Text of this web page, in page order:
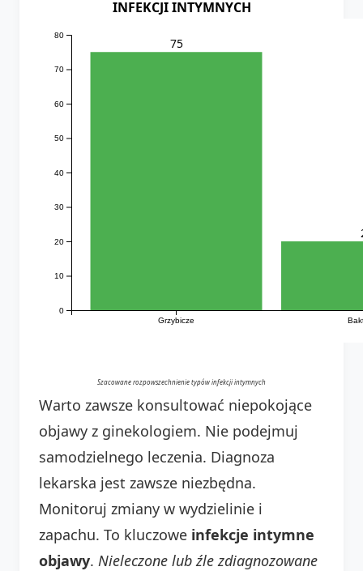
INFEKCJI INTYMNYCH
Grzybicze
0
10
20
30
40
50
60
70
80
75
Szacowane rozpowszechnienie typów infekcji intymnych
Warto zawsze konsultować niepokojące
objawy z ginekologiem. Nie podejmuj
samodzielnego leczenia. Diagnoza
lekarska jest zawsze niezbędna.
Monitoruj zmiany w wydzielinie i
zapachu. To kluczowe infekcje intymne
objawy. Nieleczone lub źle zdiagnozowane